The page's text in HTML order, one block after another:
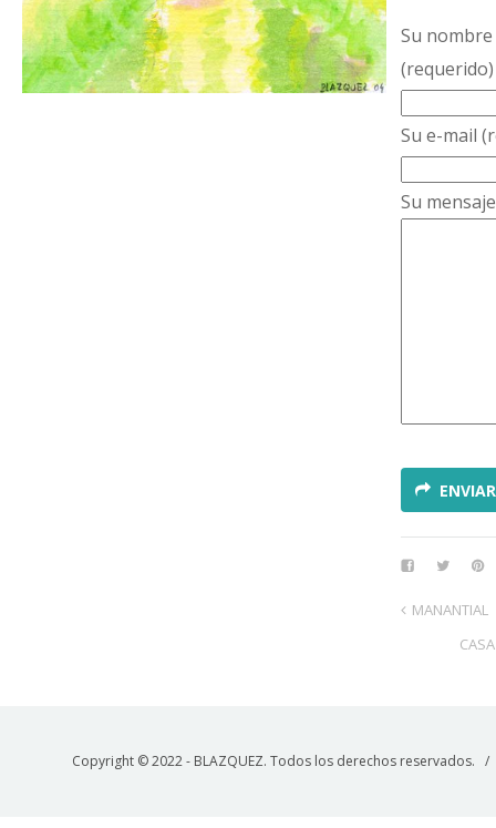
Su nombre
(requerido)
Su e-mail
Su mensaje
ENVIAR
MANANTIAL
Copyright © 2022 - BLAZQUEZ. Todos los derechos reservados.